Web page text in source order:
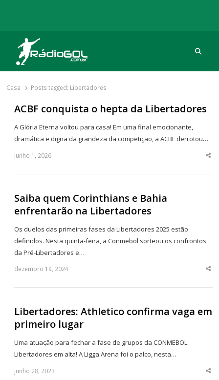
Rádio Gol
Há mais de 20 anos com as melhores coberturas
Casa Posts tagged: Libertadores
ACBF conquista o hepta da Libertadores
A Glória Eterna voltou para casa! Em uma final emocionante,
dramática e digna da grandeza da competição, a ACBF derrotou…
junho 1, 2026
Saiba quem Corinthians e Bahia
enfrentarão na Libertadores
Os duelos das primeiras fases da Libertadores 2025 estão
definidos. Nesta quinta-feira, a Conmebol sorteou os confrontos
da Pré-Libertadores e…
dezembro 19, 2024
Libertadores: Athletico confirma vaga em
primeiro lugar
Uma atuação para fechar a fase de grupos da CONMEBOL
Libertadores em alta! A Ligga Arena foi o palco, nesta…
junho 28, 2023